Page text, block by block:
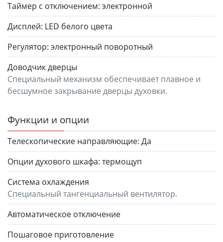
Таймер с отключением: электронной
Дисплей: LED белого цвета
Регулятор: электронный поворотный
Доводчик дверцы
Специальный механизм обеспечивает плавное и
бесшумное закрывание дверцы духовки.
Функции и опции
Телескопические направляющие: Да
Опции духового шкафа: термощуп
Система охлаждения
Специальный тангенциальный вентилятор.
Автоматическое отключение
Пошаговое приготовление